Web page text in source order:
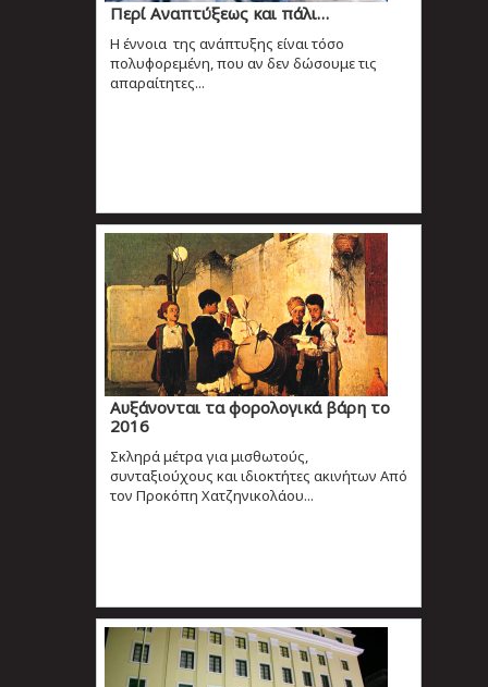
Περί Αναπτύξεως και πάλι…
Η έννοια της ανάπτυξης είναι τόσο
πολυφορεμένη, που αν δεν δώσουμε τις
απαραίτητες...
Αυξάνονται τα φορολογικά βάρη το
2016
Σκληρά μέτρα για μισθωτούς,
συνταξιούχους και ιδιοκτήτες ακινήτων Από
τον Προκόπη Χατζηνικολάου...